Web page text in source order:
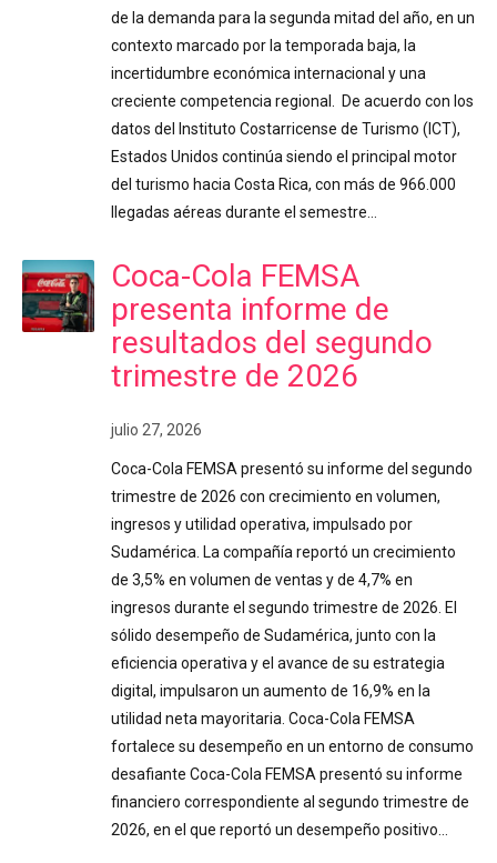
de la demanda para la segunda mitad del año, en un
contexto marcado por la temporada baja, la
incertidumbre económica internacional y una
creciente competencia regional. De acuerdo con los
datos del Instituto Costarricense de Turismo (ICT),
Estados Unidos continúa siendo el principal motor
del turismo hacia Costa Rica, con más de 966.000
llegadas aéreas durante el semestre…
Coca-Cola FEMSA
presenta informe de
resultados del segundo
trimestre de 2026
julio 27, 2026
Coca-Cola FEMSA presentó su informe del segundo
trimestre de 2026 con crecimiento en volumen,
ingresos y utilidad operativa, impulsado por
Sudamérica. La compañía reportó un crecimiento
de 3,5% en volumen de ventas y de 4,7% en
ingresos durante el segundo trimestre de 2026. El
sólido desempeño de Sudamérica, junto con la
eficiencia operativa y el avance de su estrategia
digital, impulsaron un aumento de 16,9% en la
utilidad neta mayoritaria. Coca-Cola FEMSA
fortalece su desempeño en un entorno de consumo
desafiante Coca-Cola FEMSA presentó su informe
financiero correspondiente al segundo trimestre de
2026, en el que reportó un desempeño positivo…